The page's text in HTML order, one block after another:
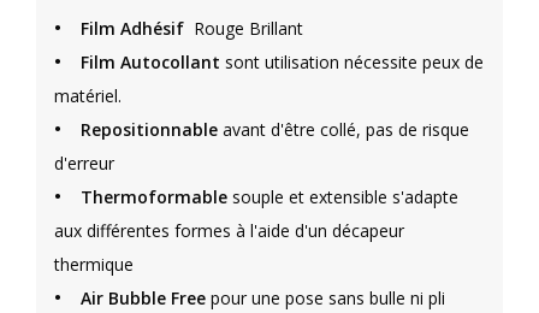
• Film Adhésif Rouge Brillant
• Film Autocollant sont utilisation nécessite peux de
matériel.
• Repositionnable avant d'être collé, pas de risque
d'erreur
• Thermoformable souple et extensible s'adapte
aux différentes formes à l'aide d'un décapeur
thermique
• Air Bubble Free pour une pose sans bulle ni pli